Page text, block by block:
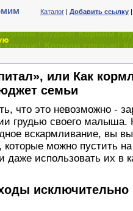
Каталог | Добавить ссылку
или Как
семьи
что это невозможно -
грудью своего
вскармливание, вы
которые можно пустить
даже использовать их в
исключительно